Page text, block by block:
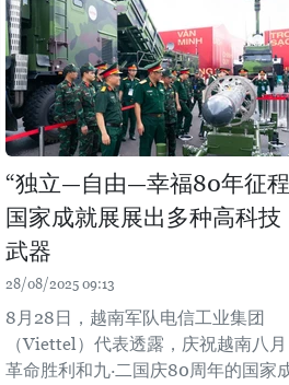
“独立—自由—幸福80年征
国家成就展展出多种高科技
武器
28/08/2025 09:13
8月28日，越南军队电信工业集团
（Viettel）代表透露，庆祝越南八月
革命胜利和九·二国庆80周年的国家